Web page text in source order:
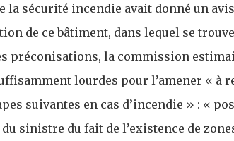
la sécurité incendie avait donné un
de ce bâtiment, dans lequel se
préconisations, la commission
lourdes pour l’amener « à
suivantes en cas d’incendie » : «
sinistre du fait de l’existence de